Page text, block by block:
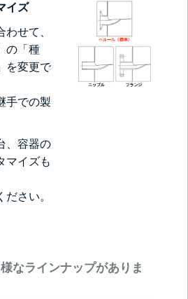
イズ
せて、
の「種
を変更で
手での製
、容器の
マイズも
ださい。
なラインナップがありま